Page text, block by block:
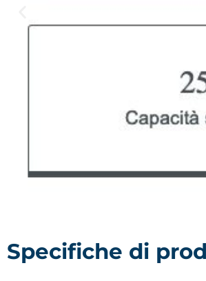
Specifiche di